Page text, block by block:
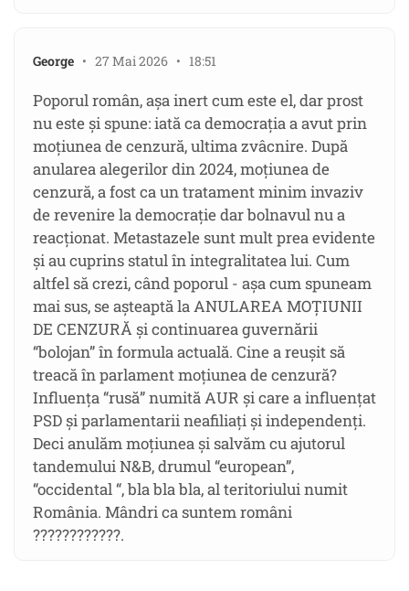
George • 27 Mai 2026 • 18:51
Poporul român, așa inert cum este el, dar prost
nu este și spune: iată ca democrația a avut prin
moțiunea de cenzură, ultima zvâcnire. După
anularea alegerilor din 2024, moțiunea de
cenzură, a fost ca un tratament minim invaziv
de revenire la democrație dar bolnavul nu a
reacționat. Metastazele sunt mult prea evidente
și au cuprins statul în integralitatea lui. Cum
altfel să crezi, când poporul - așa cum spuneam
mai sus, se așteaptă la ANULAREA MOȚIUNII
DE CENZURĂ și continuarea guvernării
“bolojan” în formula actuală. Cine a reușit să
treacă în parlament moțiunea de cenzură?
Influența “rusă” numită AUR și care a influențat
PSD și parlamentarii neafiliați și independenți.
Deci anulăm moțiunea și salvăm cu ajutorul
tandemului N&B, drumul “european”,
“occidental “, bla bla bla, al teritoriului numit
România. Mândri ca suntem români
????????????.